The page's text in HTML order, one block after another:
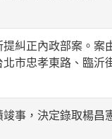
糾正內政部案。案
市忠孝東路、臨沂
事，決定錄取楊昌